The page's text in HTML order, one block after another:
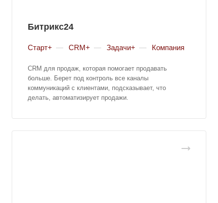
Битрикс24
Старт+ — CRM+ — Задачи+ — Компания
CRM для продаж, которая помогает продавать
больше. Берет под контроль все каналы
коммуникаций с клиентами, подсказывает, что
делать, автоматизирует продажи.